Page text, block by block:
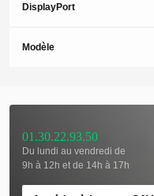
DisplayPort
Modèle
01.30.22.93.50
Du lundi au vendredi de
9h à 12h et de 14h à 17h